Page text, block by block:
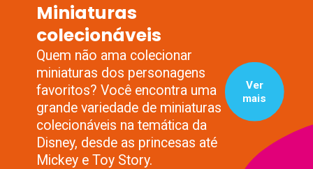
Miniaturas
colecionáveis
Ver
mais
Quem não ama colecionar
miniaturas dos personagens
favoritos? Você encontra uma
grande variedade de miniaturas
colecionáveis na temática da
Disney, desde as princesas até
Mickey e Toy Story.